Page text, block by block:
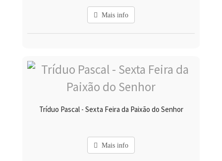
Mais info
Tríduo Pascal - Sexta Feira da Paixão do Senhor
Mais info